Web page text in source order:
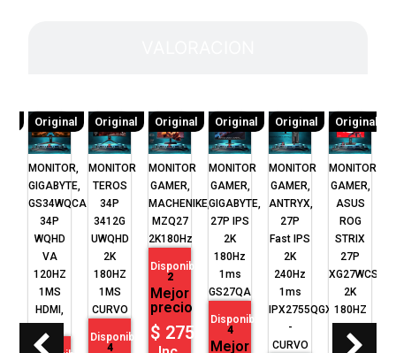
Original
MONITOR,
GIGABYTE,
GS34WQCA
34P
WQHD
VA
120HZ
1MS
HDMI,
DP
Original
MONITOR
TEROS
34P
3412G
UWQHD
2K
180HZ
1MS
CURVO
Disponible
4
Original
MONITOR
GAMER,
MACHENIKE,
MZQ27
2K180Hz
Disponible
2
Mejor
precio
$ 275.00
Original
MONITOR
GAMER,
GIGABYTE,
27P IPS
2K
180Hz
1ms
GS27QA
Disponible
4
Mejor
Original
MONITOR
GAMER,
ANTRYX,
27P
Fast IPS
2K
240Hz
1ms
IPX2755QGXP
-
CURVO
Original
MONITOR
GAMER,
ASUS
ROG
STRIX
27P
XG27WCS
2K
180HZ
1MS
FAST